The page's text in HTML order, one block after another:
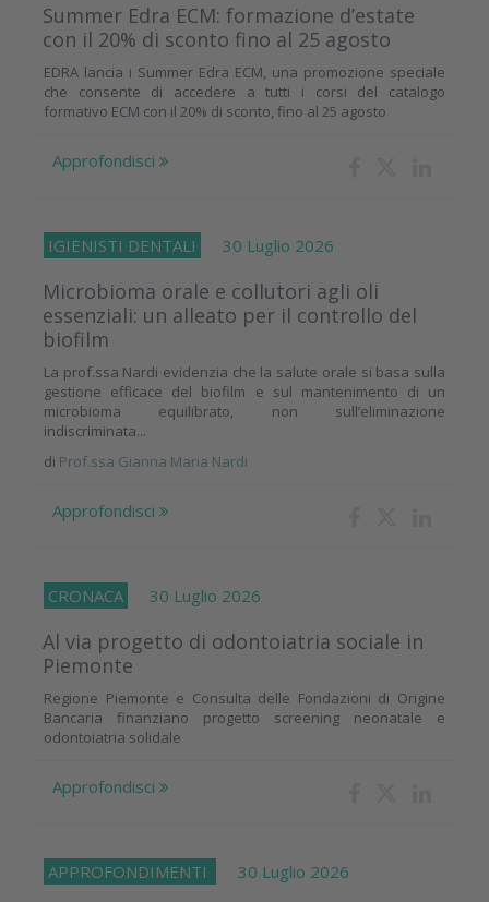
Summer Edra ECM: formazione d’estate
con il 20% di sconto fino al 25 agosto
EDRA lancia i Summer Edra ECM, una promozione speciale
che consente di accedere a tutti i corsi del catalogo
formativo ECM con il 20% di sconto, fino al 25 agosto
Approfondisci
IGIENISTI DENTALI 30 Luglio 2026
Microbioma orale e collutori agli oli
essenziali: un alleato per il controllo del
biofilm
La prof.ssa Nardi evidenzia che la salute orale si basa sulla
gestione efficace del biofilm e sul mantenimento di un
microbioma equilibrato, non sull’eliminazione
indiscriminata...
di Prof.ssa Gianna Maria Nardi
Approfondisci
CRONACA 30 Luglio 2026
Al via progetto di odontoiatria sociale in
Piemonte
Regione Piemonte e Consulta delle Fondazioni di Origine
Bancaria finanziano progetto screening neonatale e
odontoiatria solidale
Approfondisci
APPROFONDIMENTI 30 Luglio 2026